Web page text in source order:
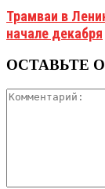
Трамваи в
начале декабря
ОСТАВЬТЕ